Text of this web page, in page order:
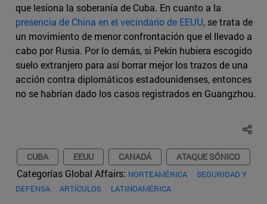
que lesiona la soberanía de Cuba. En cuanto a la
presencia de China en el vecindario de EEUU, se trata de
un movimiento de menor confrontación que el llevado a
cabo por Rusia. Por lo demás, si Pekín hubiera escogido
suelo extranjero para así borrar mejor los trazos de una
acción contra diplomáticos estadounidenses, entonces
no se habrían dado los casos registrados en Guangzhou.
CUBA EEUU CANADÁ ATAQUE SÓNICO
Categorías Global Affairs: NORTEAMÉRICA
SEGURIDAD Y
DEFENSA
ARTÍCULOS LATINOAMÉRICA